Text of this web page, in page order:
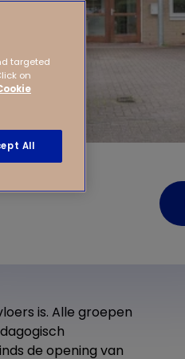
is. Alle groepen
de opening van
targeted
on
All